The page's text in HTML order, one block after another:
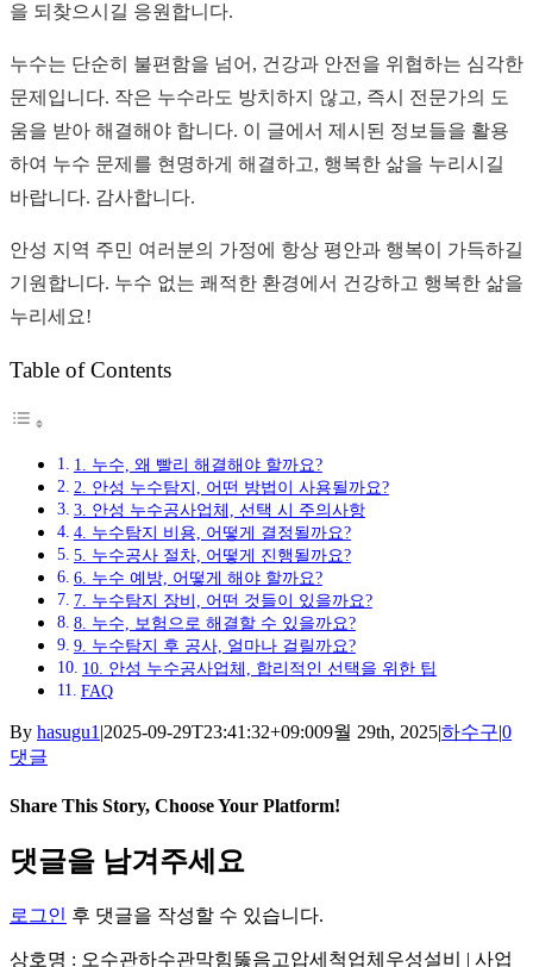
을 되찾으시길 응원합니다.
누수는 단순히 불편함을 넘어, 건강과 안전을 위협하는 심각한
문제입니다. 작은 누수라도 방치하지 않고, 즉시 전문가의 도
움을 받아 해결해야 합니다. 이 글에서 제시된 정보들을 활용
하여 누수 문제를 현명하게 해결하고, 행복한 삶을 누리시길
바랍니다. 감사합니다.
안성 지역 주민 여러분의 가정에 항상 평안과 행복이 가득하길
기원합니다. 누수 없는 쾌적한 환경에서 건강하고 행복한 삶을
누리세요!
Table of Contents
1. 누수, 왜 빨리 해결해야 할까요?
2. 안성 누수탐지, 어떤 방법이 사용될까요?
3. 안성 누수공사업체, 선택 시 주의사항
4. 누수탐지 비용, 어떻게 결정될까요?
5. 누수공사 절차, 어떻게 진행될까요?
6. 누수 예방, 어떻게 해야 할까요?
7. 누수탐지 장비, 어떤 것들이 있을까요?
8. 누수, 보험으로 해결할 수 있을까요?
9. 누수탐지 후 공사, 얼마나 걸릴까요?
10. 안성 누수공사업체, 합리적인 선택을 위한 팁
FAQ
By hasugu1 |2025-09-29T23:41:32+09:009월 29th, 2025|하수구|0
댓글
Share This Story, Choose Your Platform!
Facebook
X
Reddit
LinkedIn
Tumblr
Pinterest
Vk
이
메
댓글을 남겨주세요
로그인 후 댓글을 작성할 수 있습니다.
상호명 : 오수관하수관막힘뚫음고압세척업체우성설비 | 사업